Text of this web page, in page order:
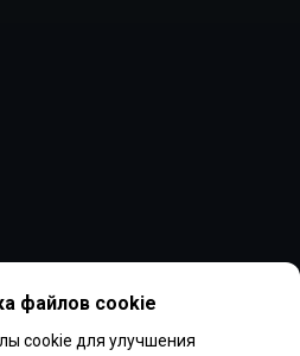
файлов cookie
cookie для улучшения